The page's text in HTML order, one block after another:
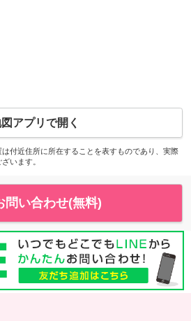
アプリで開く
付近住所に所在することを表すものであり、実際
います。
問い合わせ(無料)